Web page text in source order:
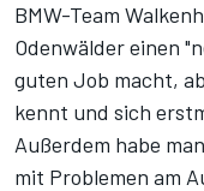
BMW-Team
Odenwälder einen
guten Job macht,
kennt und sich
Außerdem habe
mit Problemen am